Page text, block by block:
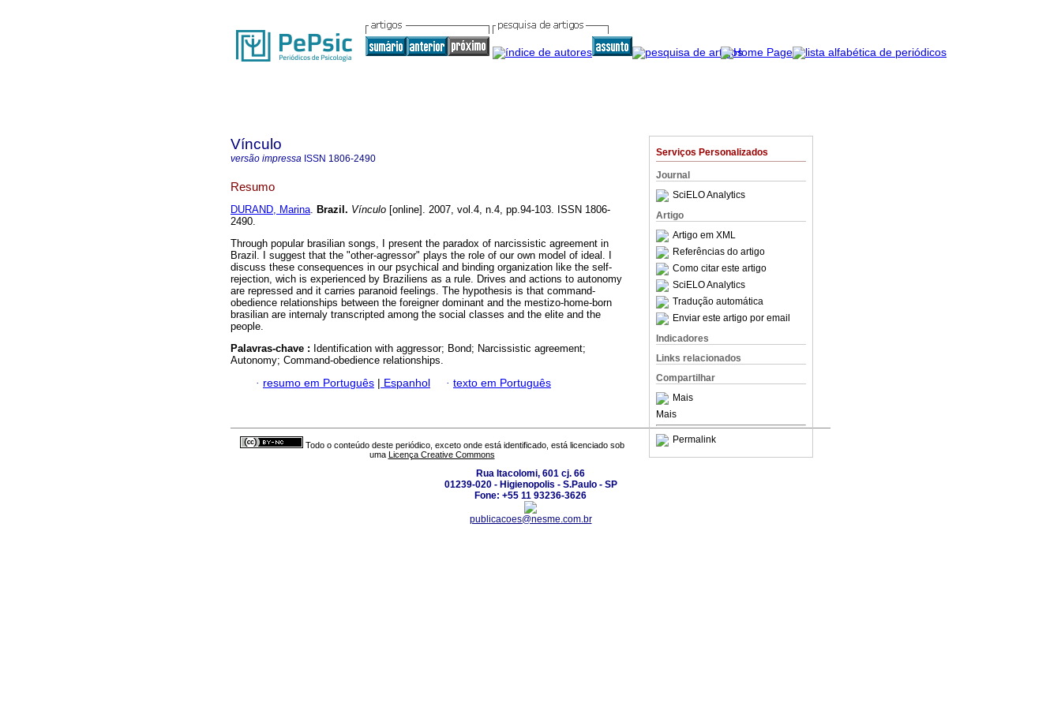
Serviços Personalizados
Journal
SciELO Analytics
Artigo
Artigo em XML
Referências do artigo
Como citar este artigo
SciELO Analytics
Tradução automática
Enviar este artigo por email
Indicadores
Links relacionados
Compartilhar
Mais
Mais
Permalink
Vínculo
versão impressa ISSN 1806-2490
Resumo
DURAND, Marina. Brazil . Vínculo [online]. 2007, vol.4, n.4, pp.94-103. ISSN 1806-
2490.
Through popular brasilian songs, I present the paradox of narcissistic agreement in
Brazil. I suggest that the "other-agressor" plays the role of our own model of ideal. I
discuss these consequences in our psychical and binding organization like the self-
rejection, wich is experienced by Braziliens as a rule. Drives and actions to autonomy
are repressed and it carries paranoid feelings. The hypothesis is that command-
obedience relationships between the foreigner dominant and the mestizo-home-born
brasilian are internaly transcripted among the social classes and the elite and the
people.
Palavras-chave : Identification with aggressor; Bond; Narcissistic agreement;
Autonomy; Command-obedience relationships.
· resumo em Português | Espanhol · texto em Português
Todo o conteúdo deste periódico, exceto onde está identificado, está licenciado sob
uma Licença Creative Commons
Rua Itacolomi, 601 cj. 66
01239-020 - Higienopolis - S.Paulo - SP
Fone: +55 11 93236-3626
publicacoes@nesme.com.br